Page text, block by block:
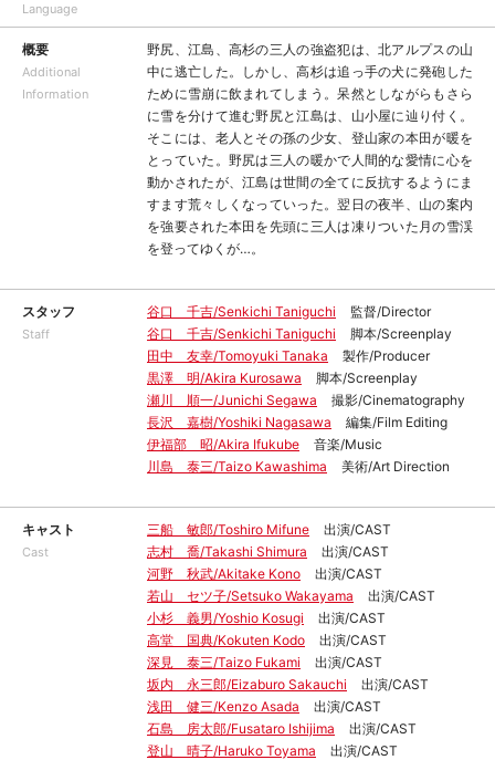
Language
概要
Additional
Information
野尻、江島、高杉の三人の強盗犯は、北アルプスの山
中に逃亡した。しかし、高杉は追っ手の犬に発砲した
ために雪崩に飲まれてしまう。呆然としながらもさら
に雪を分けて進む野尻と江島は、山小屋に辿り付く。
そこには、老人とその孫の少女、登山家の本田が暖を
とっていた。野尻は三人の暖かで人間的な愛情に心を
動かされたが、江島は世間の全てに反抗するようにま
すます荒々しくなっていった。翌日の夜半、山の案内
を強要された本田を先頭に三人は凍りついた月の雪渓
を登ってゆくが…。
スタッフ
Staff
谷口 千吉/Senkichi Taniguchi
監督/Director
谷口 千吉/Senkichi Taniguchi
脚本/Screenplay
田中 友幸/Tomoyuki Tanaka
製作/Producer
黒澤 明/Akira Kurosawa
脚本/Screenplay
瀬川 順一/Junichi Segawa
撮影/Cinematography
長沢 嘉樹/Yoshiki Nagasawa
編集/Film Editing
伊福部 昭/Akira Ifukube
音楽/Music
川島 泰三/Taizo Kawashima
美術/Art Direction
キャスト
Cast
三船 敏郎/Toshiro Mifune
出演/CAST
志村 喬/Takashi Shimura
出演/CAST
河野 秋武/Akitake Kono
出演/CAST
若山 セツ子/Setsuko Wakayama
出演/CAST
小杉 義男/Yoshio Kosugi
出演/CAST
高堂 国典/Kokuten Kodo
出演/CAST
深見 泰三/Taizo Fukami
出演/CAST
坂内 永三郎/Eizaburo Sakauchi
出演/CAST
浅田 健三/Kenzo Asada
出演/CAST
石島 房太郎/Fusataro Ishijima
出演/CAST
登山 晴子/Haruko Toyama
出演/CAST